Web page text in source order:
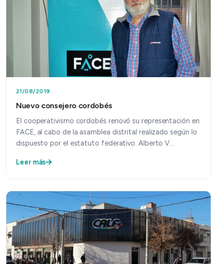
21/08/2019
Nuevo consejero cordobés
El cooperativismo cordobés renovó su representación en
FACE, al cabo de la asamblea distrital realizado según lo
dispuesto por el estatuto federativo. Alberto V…
Leer más